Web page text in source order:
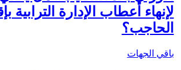
لإنهاء أعطاب الإدارة الترابية
الحاجب؟
باقي الجهات